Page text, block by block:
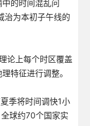
的时间混乱问
治为本初子午线的
论上每个时区覆盖
特征进行调整。
季将时间调快1小
球约70个国家实